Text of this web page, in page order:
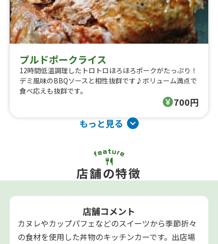
プルドポークライス
12時間低温調理したトロトロほろほろポークがたっぷり！
デミ風味のBBQソースと相性抜群です♪ボリューム満点で
食べ応えも抜群です。
700円
もっと見る
店舗の特徴
店舗コメント
カヌレやカップパフェなどのスイーツから季節折々
の食材を使用した丼物のキッチンカーです。出店場